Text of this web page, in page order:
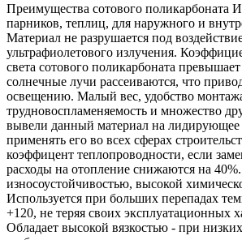
Преимущества сотового поликарбоната
парников, теплиц, для наружного и
Материал не разрушается под
ультрафиолетового излучения.
света сотового поликарбоната
солнечные лучи рассеиваются, что
освещению. Малый вес, удобство
трудновоспламеняемость и множество
вывели данный материал на лидирующее
применять его во всех сферах
коэффицент теплопроводности, если
расходы на отопление снижаются на
износоустойчивостью, высокой
Используется при больших перепадах
+120, не теряя своих эксплуатационных
Обладает высокой вязкостью - при